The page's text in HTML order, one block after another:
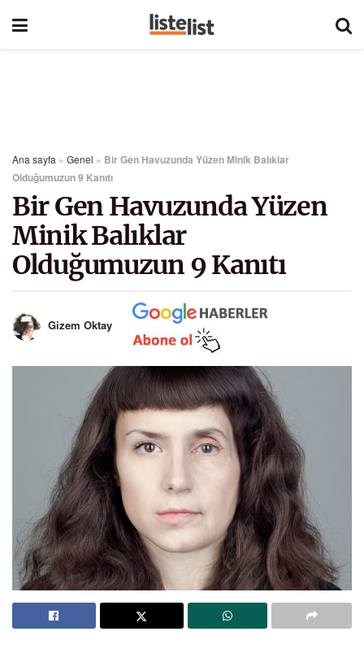
Ana sayfa » Genel » Bir Gen Havuzunda Yüzen Minik Balıklar
Olduğumuzun 9 Kanıtı
Bir Gen Havuzunda Yüzen
Minik Balıklar
Olduğumuzun 9 Kanıtı
Gizem Oktay